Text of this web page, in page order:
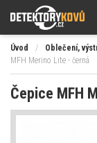
Úvod / Oblečení,
MFH Merino Lite - černá
Čepice MFH